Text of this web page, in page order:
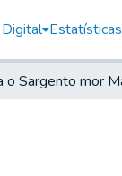
Estatísticas